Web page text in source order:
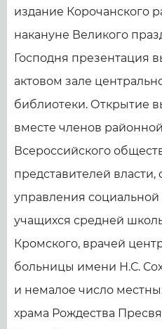
издание Корочанского
накануне Великого
Господня презентация
актовом зале
библиотеки. Открытие
вместе членов
Всероссийского
представителей власти,
управления
учащихся средней
Кромского, врачей
больницы имени Н.С.
и немалое число
храма Рождества